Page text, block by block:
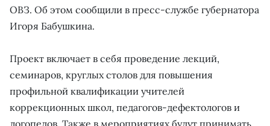
ОВЗ. Об этом сообщили в пресс-службе губернатора
Игоря Бабушкина.
Проект включает в себя проведение лекций,
семинаров, круглых столов для повышения
профильной квалификации учителей
коррекционных школ, педагогов-дефектологов и
логопедов. Также в мероприятиях будут принимать